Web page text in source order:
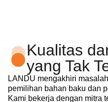
Kualitas
yang Tak
LANDU mengakhiri
pemilihan bahan baku dan
Kami bekerja dengan mitra